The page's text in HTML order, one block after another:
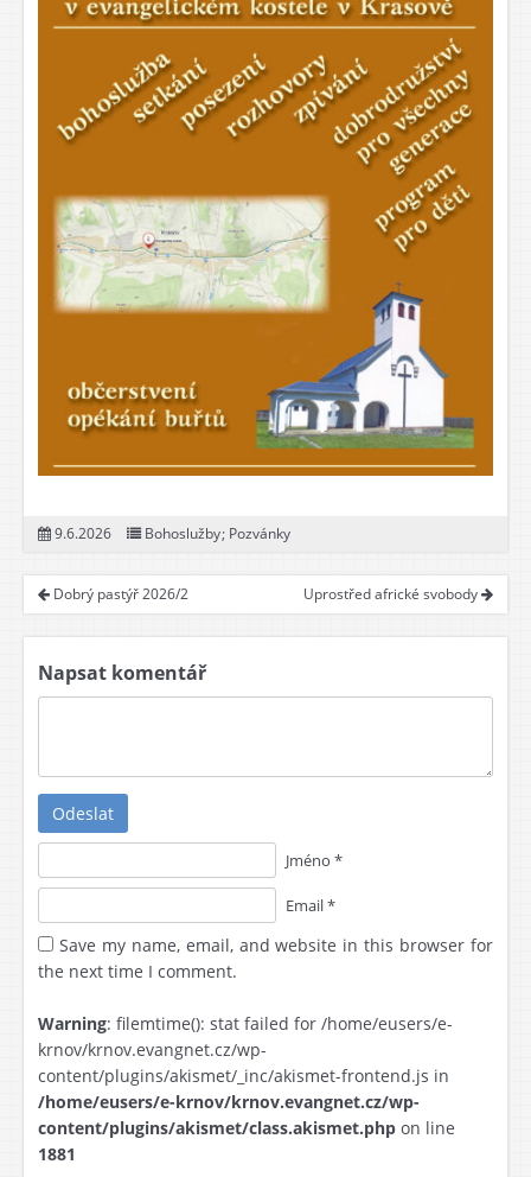
9.6.2026 Bohoslužby; Pozvánky
Dobrý pastýř 2026/2 Uprostřed africké svobody
Napsat komentář
Odeslat
Jméno *
Email *
Save my name, email, and website in this browser for
the next time I comment.
Warning: filemtime(): stat failed for /home/eusers/e-
krnov/krnov.evangnet.cz/wp-
content/plugins/akismet/_inc/akismet-frontend.js in
/home/eusers/e-krnov/krnov.evangnet.cz/wp-
content/plugins/akismet/class.akismet.php on line
1881